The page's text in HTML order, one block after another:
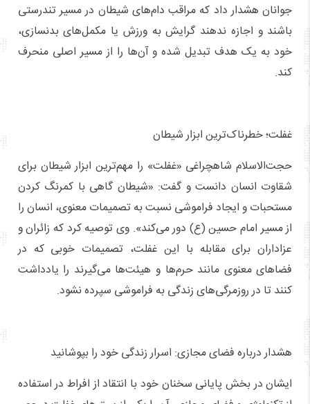
جوانان هشدار داد که مراقب دام‌های شیطان در مسیر تندرستی
باشند و اجازه ندهند گرایش به ورزش یا مکمل‌های بدنسازی،
خود به یک هدف تبدیل شده و آن‌ها را از مسیر اصلی منحرف
کند.
غفلت؛ خطرناک‌ترین ابزار شیطان
حجت‌الاسلام شاهچراغی «غفلت» را مهم‌ترین ابزار شیطان برای
شقاوت انسان دانست و گفت: «شیطان گاهی با کمرنگ کردن
مستحبات و ایجاد فراموشی نسبت به تصمیمات معنوی، انسان را
از مسیر امام حسین (ع) دور می‌کند». وی توصیه کرد که زائران و
عزاداران برای مقابله با این غفلت، تصمیمات خوبی که در
فضاهای معنوی مانند حرم‌ها و هیئت‌ها می‌گیرند را یادداشت
کنند تا در روزمرگی‌های زندگی به فراموشی سپرده نشود.
هشدار درباره فضای مجازی: اسرار زندگی خود را بپوشانید
ایشان در بخش پایانی سخنان خود با انتقاد از افراط در استفاده